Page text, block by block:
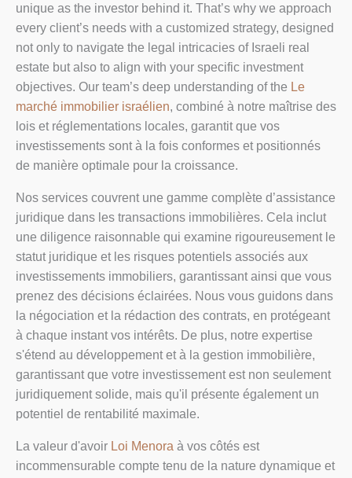
unique as the investor behind it. That’s why we approach
every client’s needs with a customized strategy, designed
not only to navigate the legal intricacies of Israeli real
estate but also to align with your specific investment
objectives. Our team’s deep understanding of the Le
marché immobilier israélien, combiné à notre maîtrise des
lois et réglementations locales, garantit que vos
investissements sont à la fois conformes et positionnés
de manière optimale pour la croissance.
Nos services couvrent une gamme complète d’assistance
juridique dans les transactions immobilières. Cela inclut
une diligence raisonnable qui examine rigoureusement le
statut juridique et les risques potentiels associés aux
investissements immobiliers, garantissant ainsi que vous
prenez des décisions éclairées. Nous vous guidons dans
la négociation et la rédaction des contrats, en protégeant
à chaque instant vos intérêts. De plus, notre expertise
s'étend au développement et à la gestion immobilière,
garantissant que votre investissement est non seulement
juridiquement solide, mais qu'il présente également un
potentiel de rentabilité maximale.
La valeur d'avoir Loi Menora à vos côtés est
incommensurable compte tenu de la nature dynamique et